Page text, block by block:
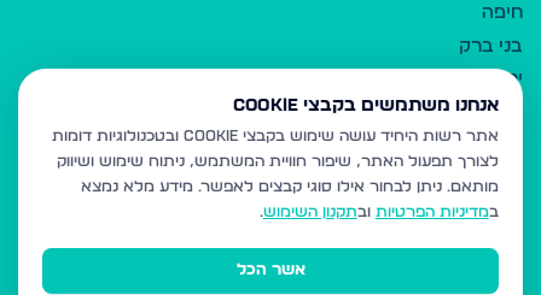
חיפה
בני ברק
ירושלים
אלעד
גבעת זאב
בית שמש
רכסים
מודיעין עילית
אנחנו משתמשים בקבצי Cookie
אתר רשות היחיד עושה שימוש בקבצי Cookie ובטכנולוגיות דומות
לצורך תפעול האתר, שיפור חוויית המשתמש, ניתוח שימוש ושיווק
מותאם. ניתן לבחור אילו סוגי קבצים לאפשר. מידע מלא נמצא
במדיניות הפרטיות ובתקנון השימוש.
אשר הכל